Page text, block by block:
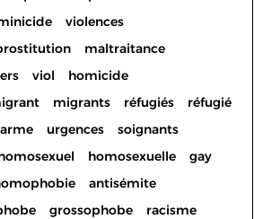
violences
maltraitance
viol
homicide
migrants réfugiés
réfugié
urgences
soignants
homosexuelle
gay
antisémite
grossophobe
racisme